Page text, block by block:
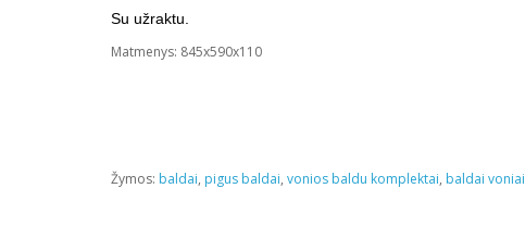
Su užraktu.
Matmenys: 845x590x110
Žymos: baldai, pigus baldai, vonios baldu komplektai, baldai voniai